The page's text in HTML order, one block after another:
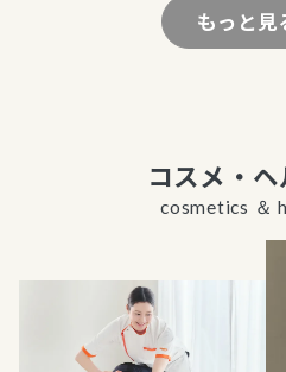
もっと見
コスメ・
cosmetics ＆